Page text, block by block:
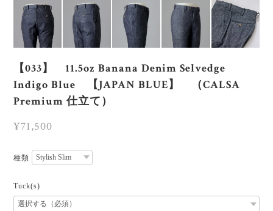
【033】 11.5oz Banana Denim Selvedge
Indigo Blue 【JAPAN BLUE】 （CALSA
Premium 仕立て）
¥71,500
種類
Tuck(s)